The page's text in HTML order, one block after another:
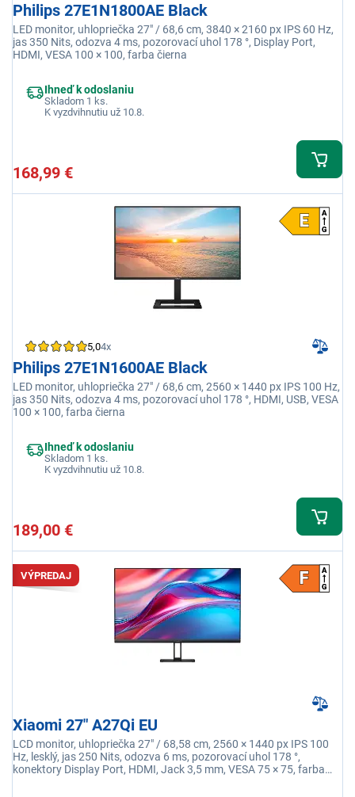
Philips 27E1N1800AE Black
LED monitor, uhlopriečka 27" / 68,6 cm, 3840 × 2160 px IPS 60 Hz,
jas 350 Nits, odozva 4 ms, pozorovací uhol 178 °, Display Port,
HDMI, VESA 100 × 100, farba čierna
Ihneď k odoslaniu
Skladom 1 ks.
K vyzdvihnutiu už 10.8.
168,99 €
5,04x
Philips 27E1N1600AE Black
LED monitor, uhlopriečka 27" / 68,6 cm, 2560 × 1440 px IPS 100 Hz,
jas 350 Nits, odozva 4 ms, pozorovací uhol 178 °, HDMI, USB, VESA
100 × 100, farba čierna
Ihneď k odoslaniu
Skladom 1 ks.
K vyzdvihnutiu už 10.8.
189,00 €
VÝPREDAJ
Xiaomi 27" A27Qi EU
LCD monitor, uhlopriečka 27" / 68,58 cm, 2560 × 1440 px IPS 100
Hz, lesklý, jas 250 Nits, odozva 6 ms, pozorovací uhol 178 °,
konektory Display Port, HDMI, Jack 3,5 mm, VESA 75 × 75, farba